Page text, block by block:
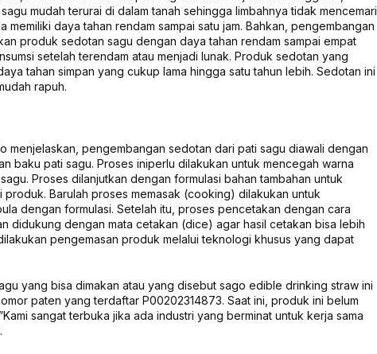
mudah terurai di dalam tanah sehingga limbahnya tidak mencemari
memiliki daya tahan rendam sampai satu jam. Bahkan, pengembangan
produk sedotan sagu dengan daya tahan rendam sampai empat
setelah terendam atau menjadi lunak. Produk sedotan yang
tahan simpan yang cukup lama hingga satu tahun lebih. Sedotan ini
rapuh.
menjelaskan, pengembangan sedotan dari pati sagu diawali dengan
baku pati sagu. Proses iniperlu dilakukan untuk mencegah warna
Proses dilanjutkan dengan formulasi bahan tambahan untuk
Barulah proses memasak (cooking) dilakukan untuk
dengan formulasi. Setelah itu, proses pencetakan dengan cara
didukung dengan mata cetakan (dice) agar hasil cetakan bisa lebih
pengemasan produk melalui teknologi khusus yang dapat
yang bisa dimakan atau yang disebut sago edible drinking straw ini
paten yang terdaftar P00202314873. Saat ini, produk ini belum
sangat terbuka jika ada industri yang berminat untuk kerja sama